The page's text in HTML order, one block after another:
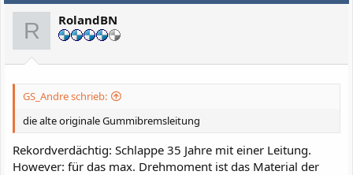
R RolandBN
GS_Andre schrieb:
die alte originale Gummibremsleitung
Rekordverdächtig: Schlappe 35 Jahre mit einer Leitung.
However: für das max. Drehmoment ist das Material der